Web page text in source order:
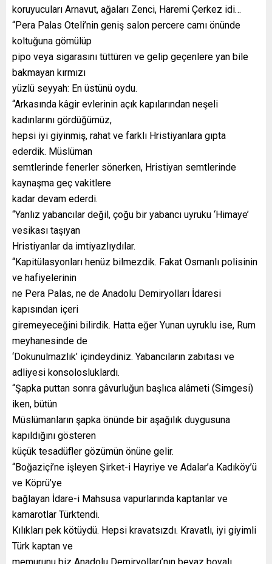
koruyucuları Arnavut, ağaları Zenci, Haremi Çerkez idi…
“Pera Palas Oteli’nin geniş salon percere camı önünde
koltuğuna gömülüp
pipo veya sigarasını tüttüren ve gelip geçenlere yan bile
bakmayan kırmızı
yüzlü seyyah: En üstünü oydu.
“Arkasında kâgir evlerinin açık kapılarından neşeli
kadınlarını gördüğümüz,
hepsi iyi giyinmiş, rahat ve farklı Hristiyanlara gıpta
ederdik. Müslüman
semtlerinde fenerler sönerken, Hristiyan semtlerinde
kaynaşma geç vakitlere
kadar devam ederdi.
“Yanlız yabancılar değil, çoğu bir yabancı uyruku ‘Himaye’
vesikası taşıyan
Hristiyanlar da imtiyazlıydılar.
“Kapitülasyonları henüz bilmezdik. Fakat Osmanlı polisinin
ve hafiyelerinin
ne Pera Palas, ne de Anadolu Demiryolları İdaresi
kapısından içeri
giremeyeceğini bilirdik. Hatta eğer Yunan uyruklu ise, Rum
meyhanesinde de
‘Dokunulmazlık’ içindeydiniz. Yabancıların zabıtası ve
adliyesi konsolosluklardı.
“Şapka puttan sonra gâvurluğun başlıca alâmeti (Simgesi)
iken, bütün
Müslümanların şapka önünde bir aşağılık duygusuna
kapıldığını gösteren
küçük tesadüfler gözümün önüne gelir.
“Boğaziçi’ne işleyen Şirket-i Hayriye ve Adalar’a Kadıköy’ü
ve Köprü’ye
bağlayan İdare-i Mahsusa vapurlarında kaptanlar ve
kamarotlar Türktendi.
Kılıkları pek kötüydü. Hepsi kravatsızdı. Kravatlı, iyi giyimli
Türk kaptan ve
memurunu biz Anadolu Demiryolları’nın beyaz boyalı